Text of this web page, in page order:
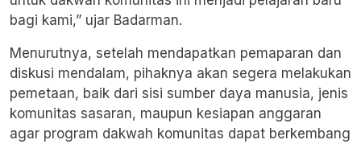
bagi kami,” ujar Badarman.
Menurutnya, setelah mendapatkan pemaparan dan
diskusi mendalam, pihaknya akan segera melakukan
pemetaan, baik dari sisi sumber daya manusia, jenis
komunitas sasaran, maupun kesiapan anggaran
agar program dakwah komunitas dapat berkembang